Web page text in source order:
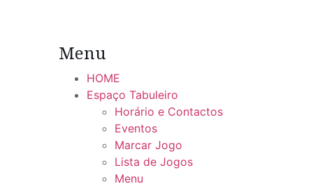
Menu
HOME
Espaço Tabuleiro
Horário e Contactos
Eventos
Marcar Jogo
Lista de Jogos
Menu